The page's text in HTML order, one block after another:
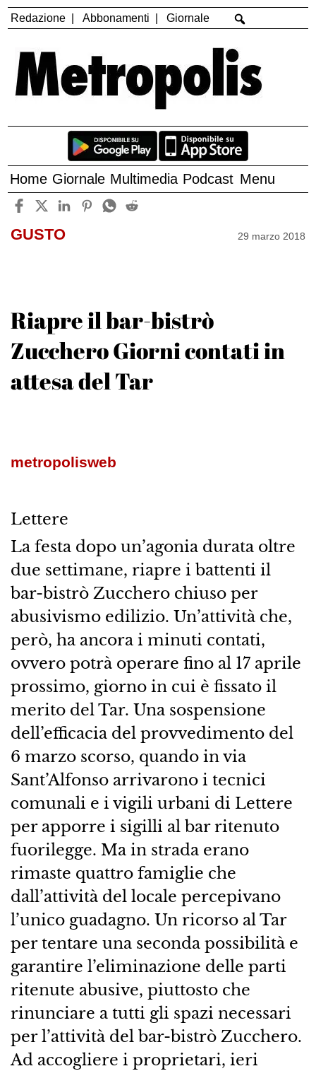
Redazione Abbonamenti Giornale
Home Giornale Multimedia Podcast Menu
GUSTO 29 marzo 2018
Riapre il bar-bistrò
Zucchero Giorni contati in
attesa del Tar
metropolisweb
Lettere
La festa dopo un’agonia durata oltre
due settimane, riapre i battenti il
bar-bistrò Zucchero chiuso per
abusivismo edilizio. Un’attività che,
però, ha ancora i minuti contati,
ovvero potrà operare fino al 17 aprile
prossimo, giorno in cui è fissato il
merito del Tar. Una sospensione
dell’efficacia del provvedimento del
6 marzo scorso, quando in via
Sant’Alfonso arrivarono i tecnici
comunali e i vigili urbani di Lettere
per apporre i sigilli al bar ritenuto
fuorilegge. Ma in strada erano
rimaste quattro famiglie che
dall’attività del locale percepivano
l’unico guadagno. Un ricorso al Tar
per tentare una seconda possibilità e
garantire l’eliminazione delle parti
ritenute abusive, piuttosto che
rinunciare a tutti gli spazi necessari
per l’attività del bar-bistrò Zucchero.
Ad accogliere i proprietari, ieri